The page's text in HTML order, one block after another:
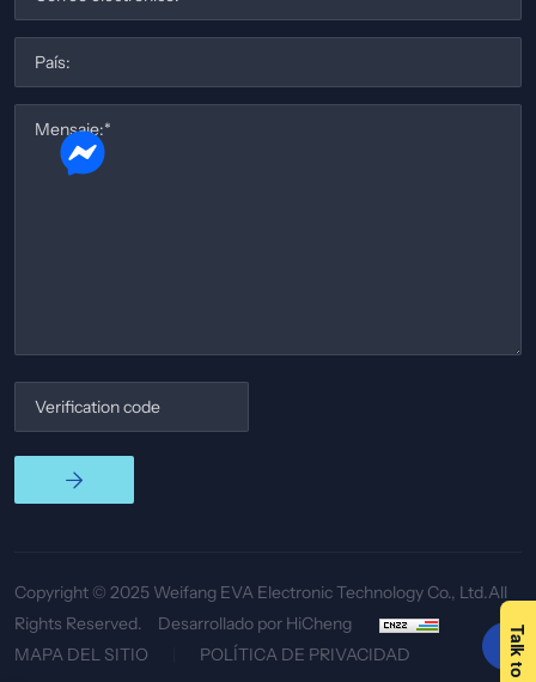
Copyright © 2025 Weifang EVA Electronic Technology Co., Ltd.All
Rights Reserved.
Desarrollado por HiCheng
MAPA DEL SITIO
POLÍTICA DE PRIVACIDAD